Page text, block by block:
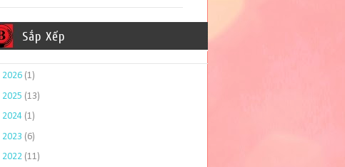
Sắp Xếp
2026 (1)
2025 (13)
2024 (1)
2023 (6)
2022 (11)